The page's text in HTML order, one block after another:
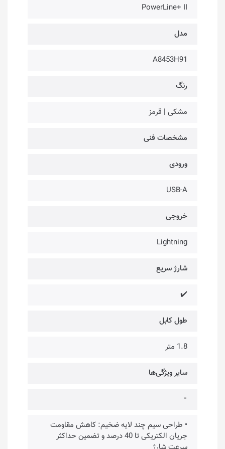
PowerLine+ II
مدل
A8453H91
رنگ
مشکی | قرمز
مشخصات فنی
ورودی
USB-A
خروجی
Lightning
شارژ سریع
✔️
طول کابل
1.8 متر
سایر ویژگی‌ها
⁃
• طراحی سیم چند لایه ضخیم: کاهش مقاومت
جریان الکتریکی تا 40 درصد و تضمین حداکثر